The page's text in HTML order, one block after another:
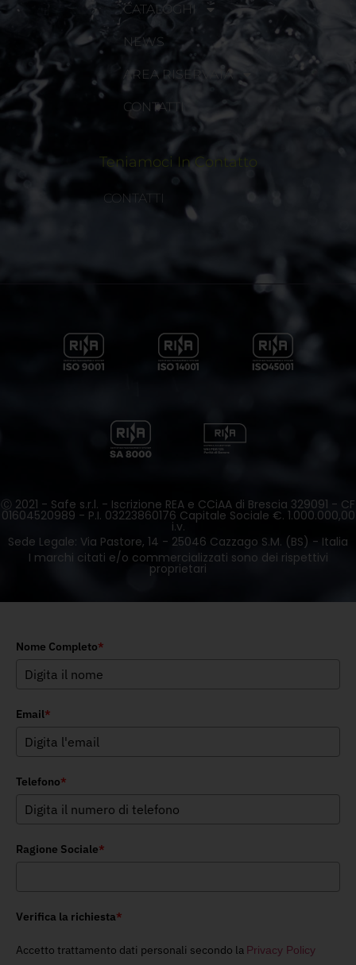
CATALOGHI
NEWS
AREA RISERVATA
CONTATTI
Teniamoci In Contatto
CONTATTI
Ⓒ 2021 - Safe s.r.l. - Iscrizione REA e CCiAA di Brescia 329091 - CF
01604520989 - P.I. 03223860176 Capitale Sociale €. 1.000.000,00
i.v.
Sede Legale: Via Pastore, 14 - 25046 Cazzago S.M. (BS) - Italia
I marchi citati e/o commercializzati sono dei rispettivi
proprietari
Nome Completo*
Email*
Telefono*
Ragione Sociale*
Verifica la richiesta*
Accetto trattamento dati personali secondo la Privacy Policy